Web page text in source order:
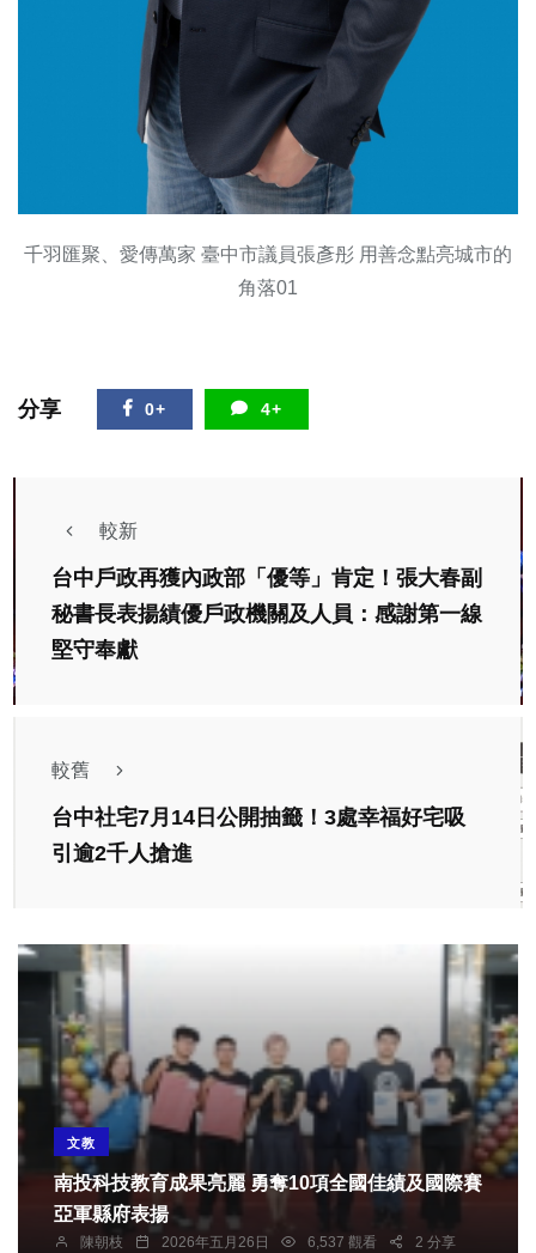
千羽匯聚、愛傳萬家 臺中市議員張彥彤 用善念點亮城市的
角落01
分享 0+ 4+
較新
台中戶政再獲內政部「優等」肯定！張大春副
秘書長表揚績優戶政機關及人員：感謝第一線
堅守奉獻
較舊
台中社宅7月14日公開抽籤！3處幸福好宅吸
引逾2千人搶進
文教
南投科技教育成果亮麗 勇奪10項全國佳績及國際賽
亞軍縣府表揚
陳朝枝 2026年五月26日 6,537 觀看 2 分享